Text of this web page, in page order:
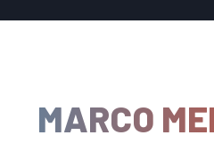
MARCO